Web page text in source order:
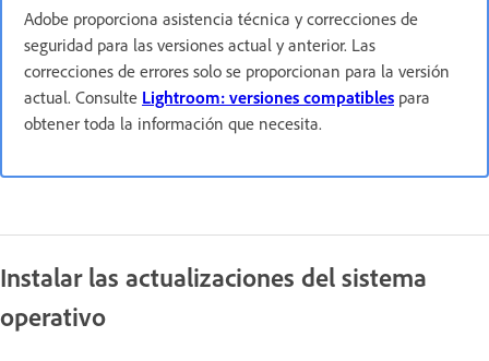
Adobe proporciona asistencia técnica y correcciones de
seguridad para las versiones actual y anterior. Las
correcciones de errores solo se proporcionan para la versión
actual. Consulte Lightroom: versiones compatibles para
obtener toda la información que necesita.
Instalar las actualizaciones del sistema
operativo